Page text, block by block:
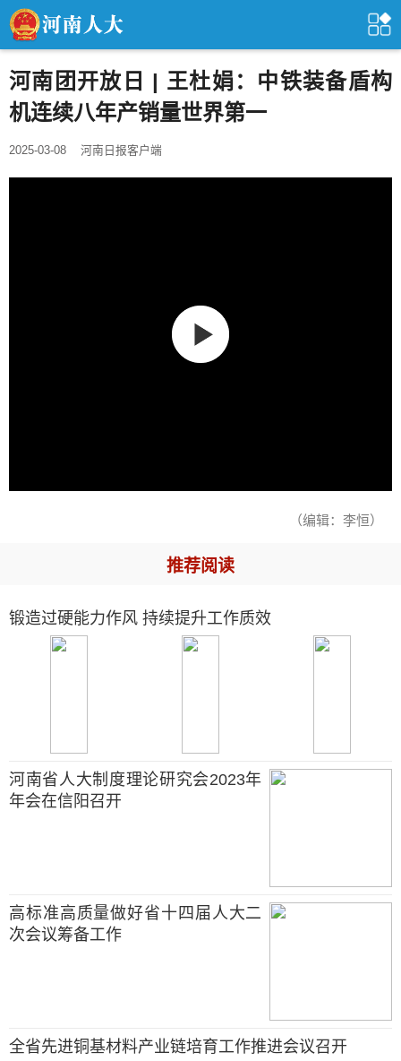
河南团开放日 | 王杜娟：中铁装备盾构
机连续八年产销量世界第一
2025-03-08 河南日报客户端
（编辑：李恒）
推荐阅读
锻造过硬能力作风 持续提升工作质效
河南省人大制度理论研究会2023年
年会在信阳召开
高标准高质量做好省十四届人大二
次会议筹备工作
全省先进铜基材料产业链培育工作推进会议召开